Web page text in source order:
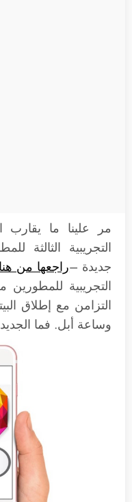
مر علينا ما يقارب
جديدة –راجعها من هنا
التزامن مع إطلاق
وساعة أبل. فما